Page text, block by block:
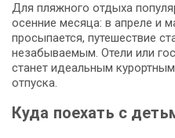
Для пляжного отдыха
осенние месяца: в апреле и
просыпается, путешествие
незабываемым. Отели или
станет идеальным
отпуска.
Куда поехать с